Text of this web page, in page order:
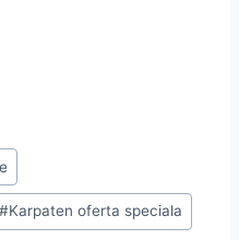
#Karpaten oferta speciala